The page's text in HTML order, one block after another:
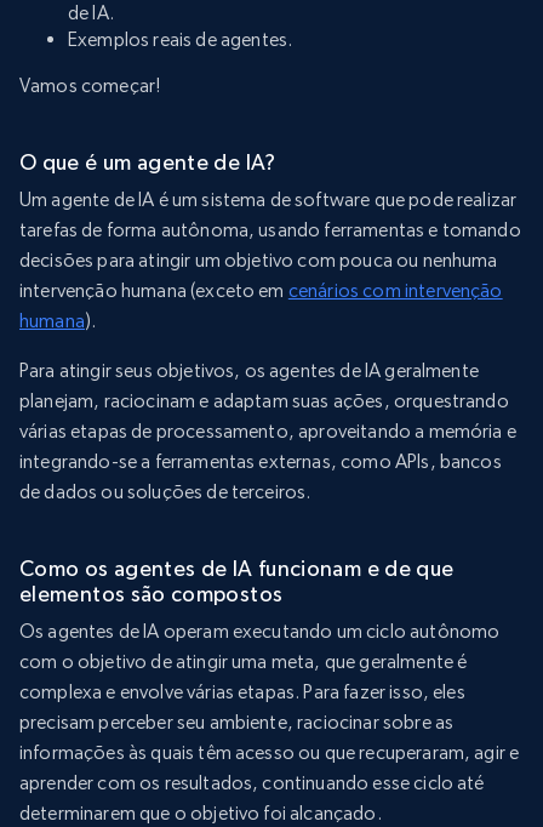
de IA.
Exemplos reais de agentes.
Vamos começar!
O que é um agente de IA?
Um agente de IA é um sistema de software que pode realizar
tarefas de forma autônoma, usando ferramentas e tomando
decisões para atingir um objetivo com pouca ou nenhuma
intervenção humana (exceto em cenários com intervenção
humana).
Para atingir seus objetivos, os agentes de IA geralmente
planejam, raciocinam e adaptam suas ações, orquestrando
várias etapas de processamento, aproveitando a memória e
integrando-se a ferramentas externas, como APIs, bancos
de dados ou soluções de terceiros.
Como os agentes de IA funcionam e de que
elementos são compostos
Os agentes de IA operam executando um ciclo autônomo
com o objetivo de atingir uma meta, que geralmente é
complexa e envolve várias etapas. Para fazer isso, eles
precisam perceber seu ambiente, raciocinar sobre as
informações às quais têm acesso ou que recuperaram, agir e
aprender com os resultados, continuando esse ciclo até
determinarem que o objetivo foi alcançado.